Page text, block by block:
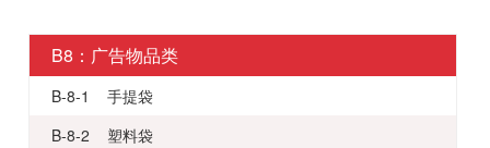
B8：广告物品类
B-8-1 手提袋
B-8-2 塑料袋